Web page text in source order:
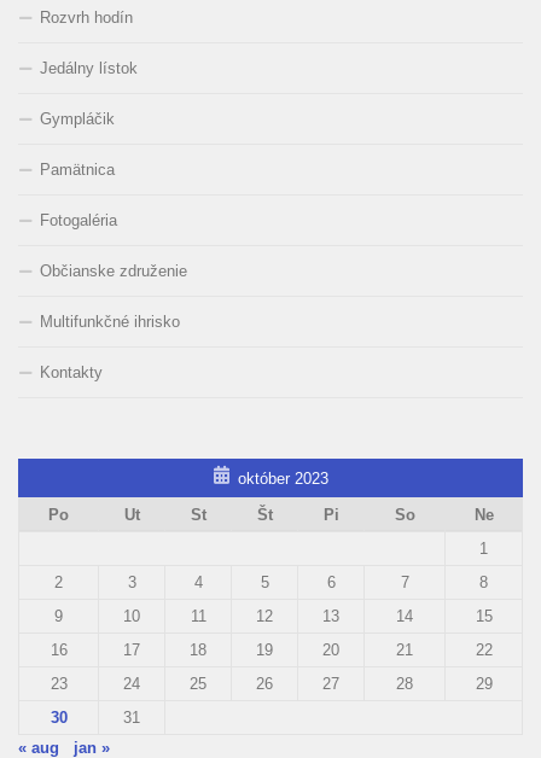
Rozvrh hodín
Jedálny lístok
Gympláčik
Pamätnica
Fotogaléria
Občianske združenie
Multifunkčné ihrisko
Kontakty
október 2023
Po
Ut St Št Pi So
Ne
1
2
3 4 5 6 7
8
9
10 11 12 13 14
15
16
17 18 19 20 21
22
23
24 25 26 27 28
29
30
31
« aug
jan »